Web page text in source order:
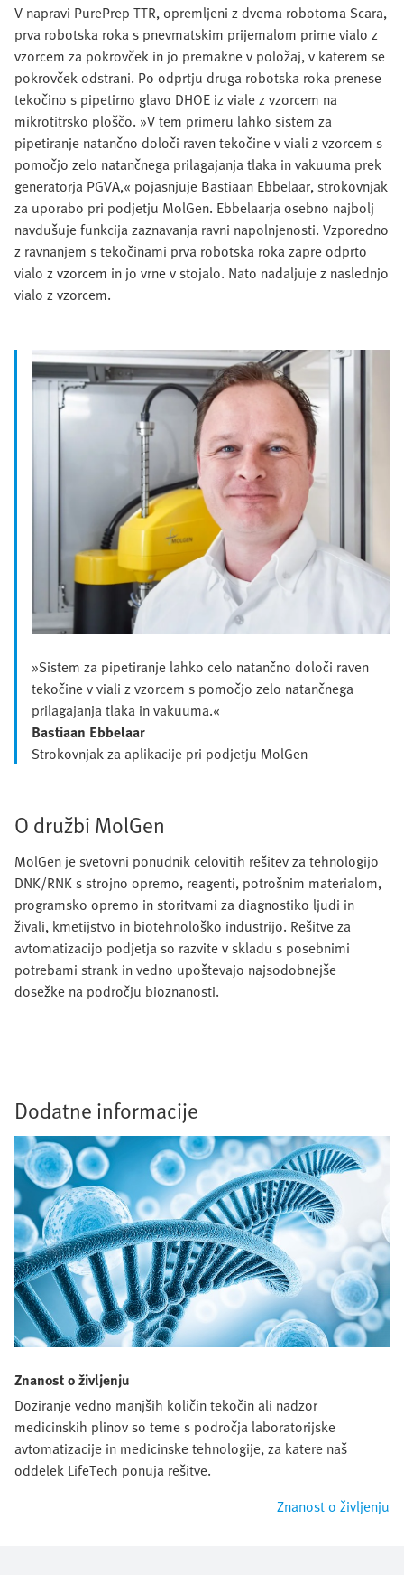
V napravi PurePrep TTR, opremljeni z dvema robotoma Scara,
prva robotska roka s pnevmatskim prijemalom prime vialo z
vzorcem za pokrovček in jo premakne v položaj, v katerem se
pokrovček odstrani. Po odprtju druga robotska roka prenese
tekočino s pipetirno glavo DHOE iz viale z vzorcem na
mikrotitrsko ploščo. »V tem primeru lahko sistem za
pipetiranje natančno določi raven tekočine v viali z vzorcem s
pomočjo zelo natančnega prilagajanja tlaka in vakuuma prek
generatorja PGVA,« pojasnjuje Bastiaan Ebbelaar, strokovnjak
za uporabo pri podjetju MolGen. Ebbelaarja osebno najbolj
navdušuje funkcija zaznavanja ravni napolnjenosti. Vzporedno
z ravnanjem s tekočinami prva robotska roka zapre odprto
vialo z vzorcem in jo vrne v stojalo. Nato nadaljuje z naslednjo
vialo z vzorcem.
»Sistem za pipetiranje lahko celo natančno določi raven
tekočine v viali z vzorcem s pomočjo zelo natančnega
prilagajanja tlaka in vakuuma.«
Bastiaan Ebbelaar
Strokovnjak za aplikacije pri podjetju MolGen
O družbi MolGen
MolGen je svetovni ponudnik celovitih rešitev za tehnologijo
DNK/RNK s strojno opremo, reagenti, potrošnim materialom,
programsko opremo in storitvami za diagnostiko ljudi in
živali, kmetijstvo in biotehnološko industrijo. Rešitve za
avtomatizacijo podjetja so razvite v skladu s posebnimi
potrebami strank in vedno upoštevajo najsodobnejše
dosežke na področju bioznanosti.
Dodatne informacije
Znanost o življenju
Doziranje vedno manjših količin tekočin ali nadzor
medicinskih plinov so teme s področja laboratorijske
avtomatizacije in medicinske tehnologije, za katere naš
oddelek LifeTech ponuja rešitve.
Znanost o življenju